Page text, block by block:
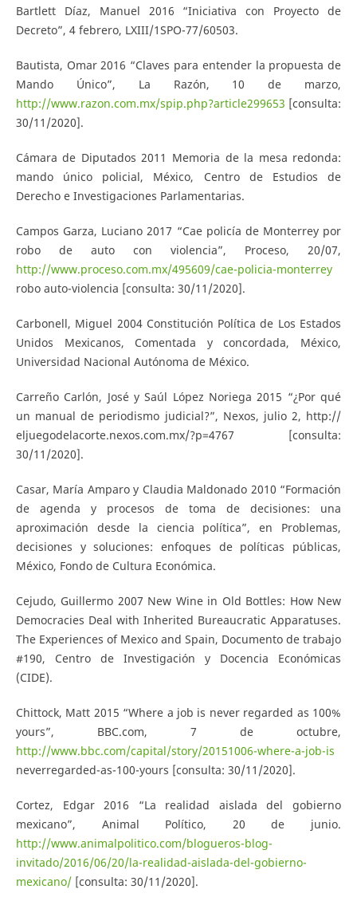
Bartlett Díaz, Manuel 2016 “Iniciativa con Proyecto de
Decreto”, 4 febrero, LXIII/1SPO-77/60503.
Bautista, Omar 2016 “Claves para entender la propuesta de
Mando Único”, La Razón, 10 de marzo,
http://www.razon.com.mx/spip.php?article299653 [consulta:
30/11/2020].
Cámara de Diputados 2011 Memoria de la mesa redonda:
mando único policial, México, Centro de Estudios de
Derecho e Investigaciones Parlamentarias.
Campos Garza, Luciano 2017 “Cae policía de Monterrey por
robo de auto con violencia”, Proceso, 20/07,
http://www.proceso.com.mx/495609/cae-policia-monterrey
robo auto-violencia [consulta: 30/11/2020].
Carbonell, Miguel 2004 Constitución Política de Los Estados
Unidos Mexicanos, Comentada y concordada, México,
Universidad Nacional Autónoma de México.
Carreño Carlón, José y Saúl López Noriega 2015 “¿Por qué
un manual de periodismo judicial?”, Nexos, julio 2, http://
eljuegodelacorte.nexos.com.mx/?p=4767 [consulta:
30/11/2020].
Casar, María Amparo y Claudia Maldonado 2010 “Formación
de agenda y procesos de toma de decisiones: una
aproximación desde la ciencia política”, en Problemas,
decisiones y soluciones: enfoques de políticas públicas,
México, Fondo de Cultura Económica.
Cejudo, Guillermo 2007 New Wine in Old Bottles: How New
Democracies Deal with Inherited Bureaucratic Apparatuses.
The Experiences of Mexico and Spain, Documento de trabajo
#190, Centro de Investigación y Docencia Económicas
(CIDE).
Chittock, Matt 2015 “Where a job is never regarded as 100%
yours”, BBC.com, 7 de octubre,
http://www.bbc.com/capital/story/20151006-where-a-job-is
neverregarded-as-100-yours [consulta: 30/11/2020].
Cortez, Edgar 2016 “La realidad aislada del gobierno
mexicano”, Animal Político, 20 de junio.
http://www.animalpolitico.com/blogueros-blog-
invitado/2016/06/20/la-realidad-aislada-del-gobierno-
mexicano/[consulta: 30/11/2020].